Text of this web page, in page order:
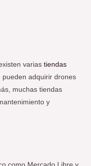
varias tiendas
adquirir drones
muchas tiendas
y